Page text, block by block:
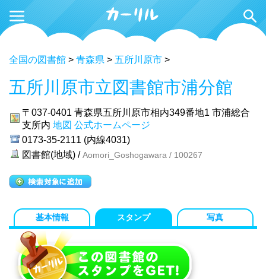
全国の図書館 > 青森県 > 五所川原市 >
五所川原市立図書館市浦分館
〒037-0401 青森県五所川原市相内349番地1 市浦総合
支所内 地図 公式ホームページ
0173-35-2111 (内線4031)
図書館(地域) / Aomori_Goshogawara / 100267
基本情報 スタンプ 写真